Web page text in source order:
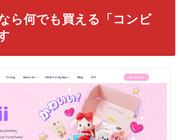
ら何でも買える「コンビ